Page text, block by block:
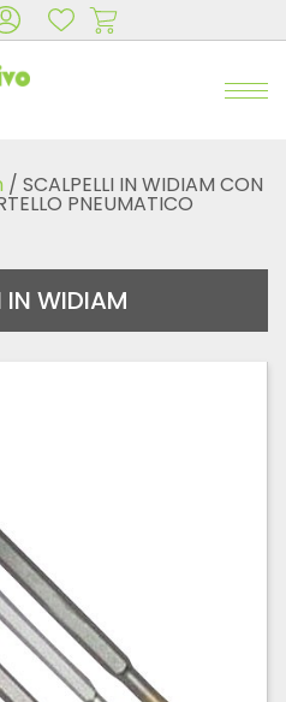
/ SCALPELLI IN WIDIAM CON
PNEUMATICO
IN WIDIAM